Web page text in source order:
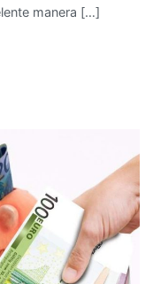
de
manera […]